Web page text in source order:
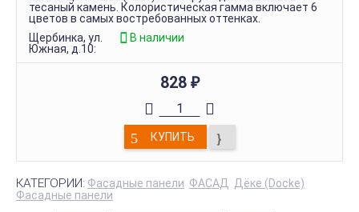
тесаный камень. Колористическая гамма включает 6
цветов в самых востребованных оттенках.
Щербинка, ул.
Южная, д.10:
В наличии
828 ₽
КУПИТЬ
КАТЕГОРИИ: Фасадные панели ФАСАД
Дёке (Docke)
Фасадные панели